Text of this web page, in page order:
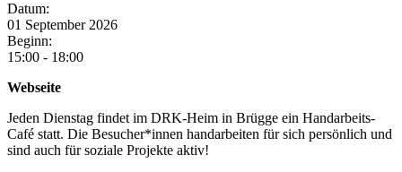
Datum:
01 September 2026
Beginn:
15:00 - 18:00
Webseite
Jeden Dienstag findet im DRK-Heim in Brügge ein Handarbeits-
Café statt. Die Besucher*innen handarbeiten für sich persönlich und
sind auch für soziale Projekte aktiv!